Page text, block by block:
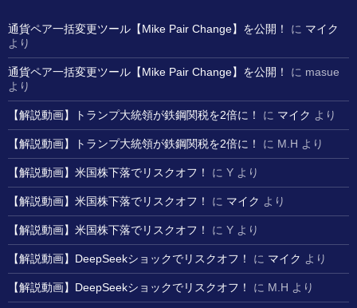
通貨ペア一括変更ツール【Mike Pair Change】を公開！ に マイク
より
通貨ペア一括変更ツール【Mike Pair Change】を公開！ に masue
より
【解説動画】トランプ大統領が鉄鋼関税を2倍に！ に マイク より
【解説動画】トランプ大統領が鉄鋼関税を2倍に！ に M.H より
【解説動画】米国株下落でリスクオフ！ に Y より
【解説動画】米国株下落でリスクオフ！ に マイク より
【解説動画】米国株下落でリスクオフ！ に Y より
【解説動画】DeepSeekショックでリスクオフ！ に マイク より
【解説動画】DeepSeekショックでリスクオフ！ に M.H より